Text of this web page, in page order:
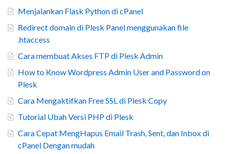
Menjalankan Flask Python di cPanel
Redirect domain di Plesk Panel menggunakan file
.htaccess
Cara membuat Akses FTP di Plesk Admin
How to Know Wordpress Admin User and Password on
Plesk
Cara Mengaktifkan Free SSL di Plesk Copy
Tutorial Ubah Versi PHP di Plesk
Cara Cepat MengHapus Email Trash, Sent, dan Inbox di
cPanel Dengan mudah